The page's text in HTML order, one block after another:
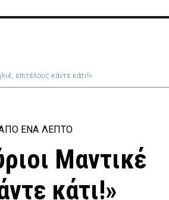
επιτέλους κάντε κάτι!»
ΈΝΑ ΛΕΠΤΌ
Μαντικέ
κάτι!»